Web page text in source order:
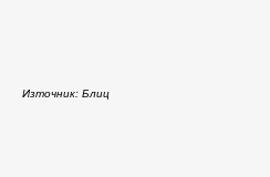
Източник: Блиц